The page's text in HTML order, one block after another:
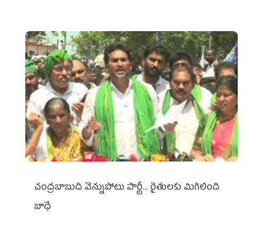
చంద్రబాబుది వెన్నుపోటు పార్టీ... రైతులకు మిగిలింది
బాధే